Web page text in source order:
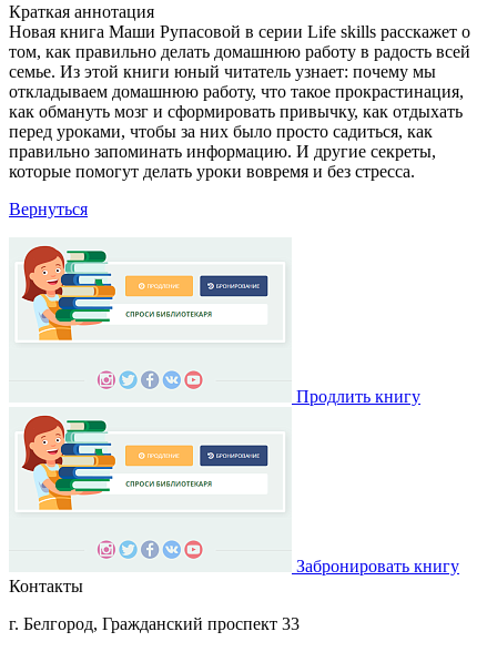
Краткая аннотация
Новая книга Маши Рупасовой в серии Life skills расскажет о
том, как правильно делать домашнюю работу в радость всей
семье. Из этой книги юный читатель узнает: почему мы
откладываем домашнюю работу, что такое прокрастинация,
как обмануть мозг и сформировать привычку, как отдыхать
перед уроками, чтобы за них было просто садиться, как
правильно запоминать информацию. И другие секреты,
которые помогут делать уроки вовремя и без стресса.
Вернуться
Продлить книгу
Забронировать книгу
Контакты
г. Белгород, Гражданский проспект 33